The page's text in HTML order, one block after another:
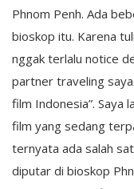
Phnom Penh. Ada
bioskop itu. Karena
nggak terlalu notice
partner traveling saya
film Indonesia”. Saya
film yang sedang
ternyata ada salah
diputar di bioskop